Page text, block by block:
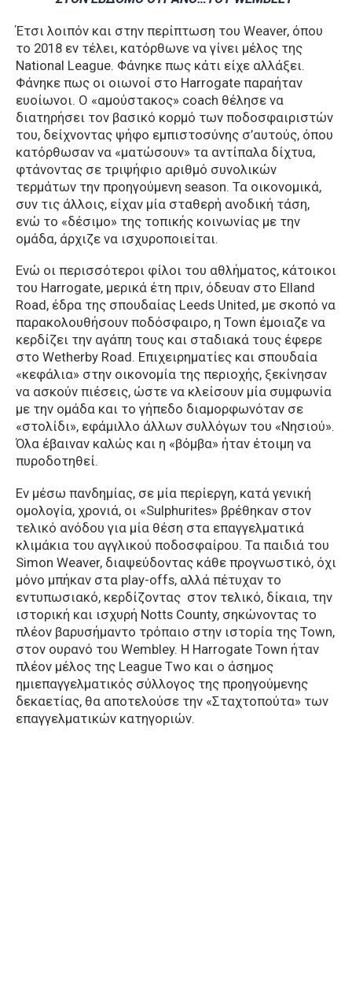
Έτσι λοιπόν και στην περίπτωση του Weaver, όπου
το 2018 εν τέλει, κατόρθωνε να γίνει μέλος της
National League. Φάνηκε πως κάτι είχε αλλάξει.
Φάνηκε πως οι οιωνοί στο Harrogate παραήταν
ευοίωνοι. Ο «αμούστακος» coach θέλησε να
διατηρήσει τον βασικό κορμό των ποδοσφαιριστών
του, δείχνοντας ψήφο εμπιστοσύνης σ’αυτούς, όπου
κατόρθωσαν να «ματώσουν» τα αντίπαλα δίχτυα,
φτάνοντας σε τριψήφιο αριθμό συνολικών
τερμάτων την προηγούμενη season. Τα οικονομικά,
συν τις άλλοις, είχαν μία σταθερή ανοδική τάση,
ενώ το «δέσιμο» της τοπικής κοινωνίας με την
ομάδα, άρχιζε να ισχυροποιείται.
Ενώ οι περισσότεροι φίλοι του αθλήματος, κάτοικοι
του Harrogate, μερικά έτη πριν, όδευαν στο Elland
Road, έδρα της σπουδαίας Leeds United, με σκοπό να
παρακολουθήσουν ποδόσφαιρο, η Town έμοιαζε να
κερδίζει την αγάπη τους και σταδιακά τους έφερε
στο Wetherby Road. Επιχειρηματίες και σπουδαία
«κεφάλια» στην οικονομία της περιοχής, ξεκίνησαν
να ασκούν πιέσεις, ώστε να κλείσουν μία συμφωνία
με την ομάδα και το γήπεδο διαμορφωνόταν σε
«στολίδι», εφάμιλλο άλλων συλλόγων του «Νησιού».
Όλα έβαιναν καλώς και η «βόμβα» ήταν έτοιμη να
πυροδοτηθεί.
Εν μέσω πανδημίας, σε μία περίεργη, κατά γενική
ομολογία, χρονιά, οι «Sulphurites» βρέθηκαν στον
τελικό ανόδου για μία θέση στα επαγγελματικά
κλιμάκια του αγγλικού ποδοσφαίρου. Τα παιδιά του
Simon Weaver, διαψεύδοντας κάθε προγνωστικό, όχι
μόνο μπήκαν στα play-offs, αλλά πέτυχαν το
εντυπωσιακό, κερδίζοντας στον τελικό, δίκαια, την
ιστορική και ισχυρή Notts County, σηκώνοντας το
πλέον βαρυσήμαντο τρόπαιο στην ιστορία της Town,
στον ουρανό του Wembley. Η Harrogate Town ήταν
πλέον μέλος της League Two και ο άσημος
ημιεπαγγελματικός σύλλογος της προηγούμενης
δεκαετίας, θα αποτελούσε την «Σταχτοπούτα» των
επαγγελματικών κατηγοριών.